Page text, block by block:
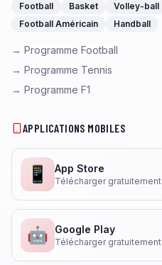
Football Basket Volley-ball
Football Américain
Handball
→ Programme Football
→ Programme Tennis
→ Programme F1
APPLICATIONS MOBILES
📱 App Store
Télécharger gratuitement
🤖 Google Play
Télécharger gratuitement